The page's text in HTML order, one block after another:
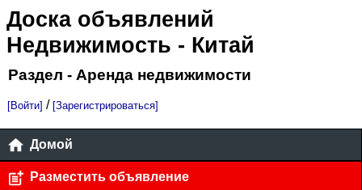
Доска объявлений
Недвижимость - Китай
Раздел - Аренда недвижимости
[Войти] / [Зарегистрироваться]
Домой
Разместить объявление